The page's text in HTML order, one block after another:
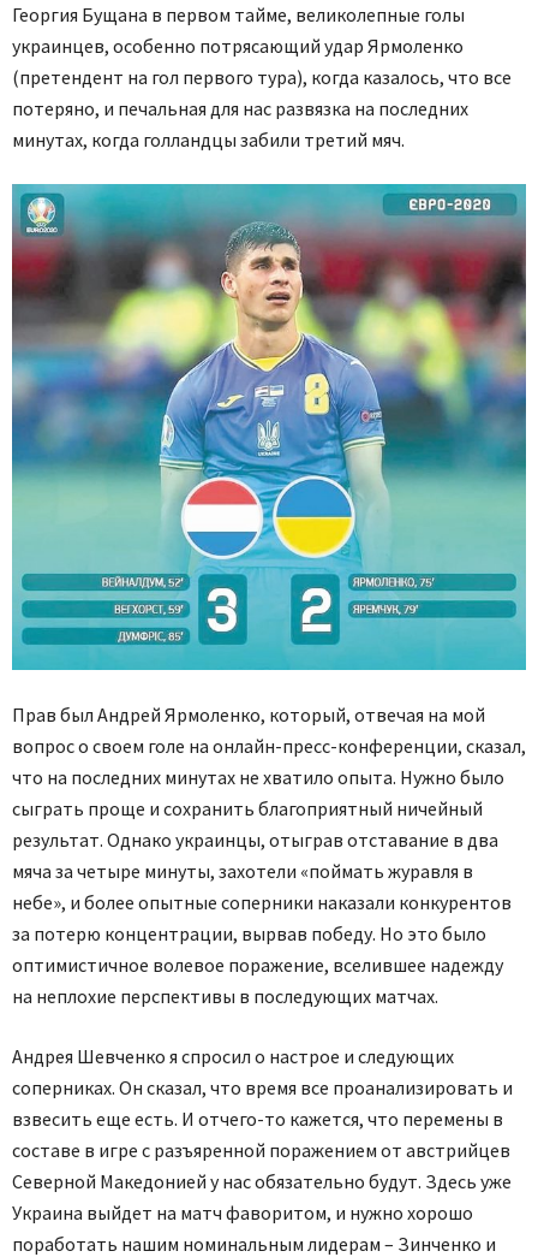
Георгия Бущана в первом тайме, великолепные голы
украинцев, особенно потрясающий удар Ярмоленко
(претендент на гол первого тура), когда казалось, что все
потеряно, и печальная для нас развязка на последних
минутах, когда голландцы забили третий мяч.
Прав был Андрей Ярмоленко, который, отвечая на мой
вопрос о своем голе на онлайн-пресс-конференции, сказал,
что на последних минутах не хватило опыта. Нужно было
сыграть проще и сохранить благоприятный ничейный
результат. Однако украинцы, отыграв отставание в два
мяча за четыре минуты, захотели «поймать журавля в
небе», и более опытные соперники наказали конкурентов
за потерю концентрации, вырвав победу. Но это было
оптимистичное волевое поражение, вселившее надежду
на неплохие перспективы в последующих матчах.
Андрея Шевченко я спросил о настрое и следующих
соперниках. Он сказал, что время все проанализировать и
взвесить еще есть. И отчего-то кажется, что перемены в
составе в игре с разъяренной поражением от австрийцев
Северной Македонией у нас обязательно будут. Здесь уже
Украина выйдет на матч фаворитом, и нужно хорошо
поработать нашим номинальным лидерам – Зинченко и